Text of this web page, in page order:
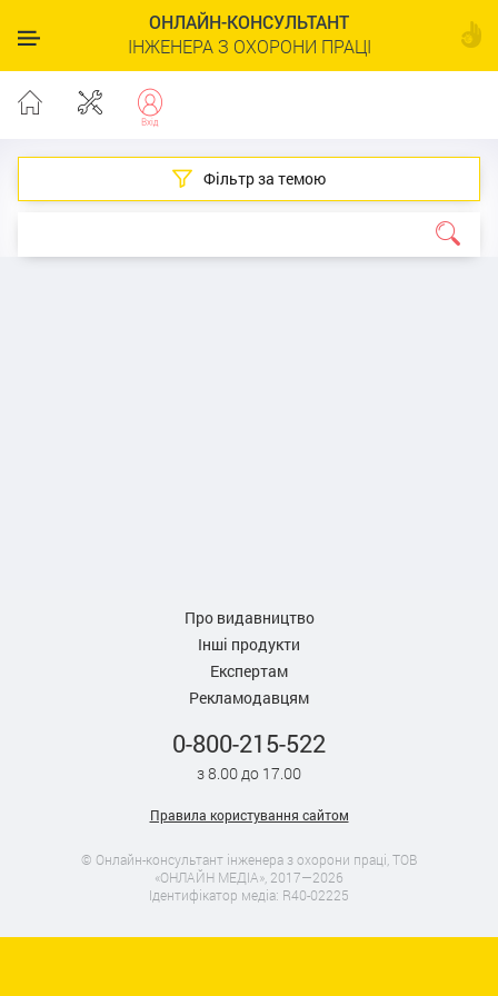
ОНЛАЙН-КОНСУЛЬТАНТ
ІНЖЕНЕРА З ОХОРОНИ ПРАЦІ
Фільтр за темою
Про видавництво
Інші продукти
Експертам
Рекламодавцям
0-800-215-522
з 8.00 до 17.00
Правила користування сайтом
© Онлайн-консультант інженера з охорони праці, ТОВ
«ОНЛАЙН МЕДІА», 2017—2026
Ідентифікатор медіа: R40-02225